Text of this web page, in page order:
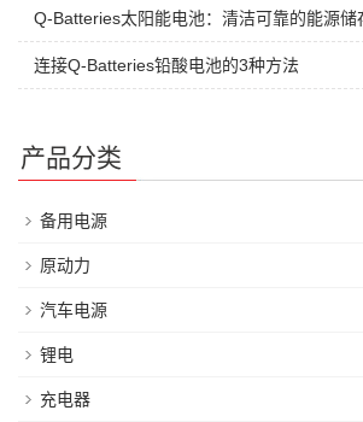
Q-Batteries太阳能电池：清洁可靠的能源储
连接Q-Batteries铅酸电池的3种方法
产品分类
备用电源
原动力
汽车电源
锂电
充电器